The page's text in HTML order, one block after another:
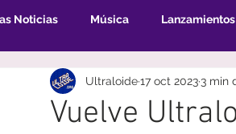
Noticias Música Lanzamientos
Vuelve
Ultraloide17 oct 2023 3 min